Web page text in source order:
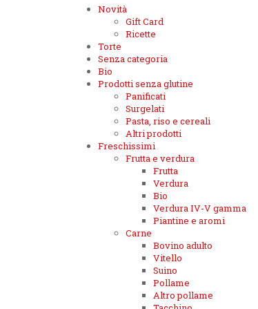
Novità
Gift Card
Ricette
Torte
Senza categoria
Bio
Prodotti senza glutine
Panificati
Surgelati
Pasta, riso e cereali
Altri prodotti
Freschissimi
Frutta e verdura
Frutta
Verdura
Bio
Verdura IV-V gamma
Piantine e aromi
Carne
Bovino adulto
Vitello
Suino
Pollame
Altro pollame